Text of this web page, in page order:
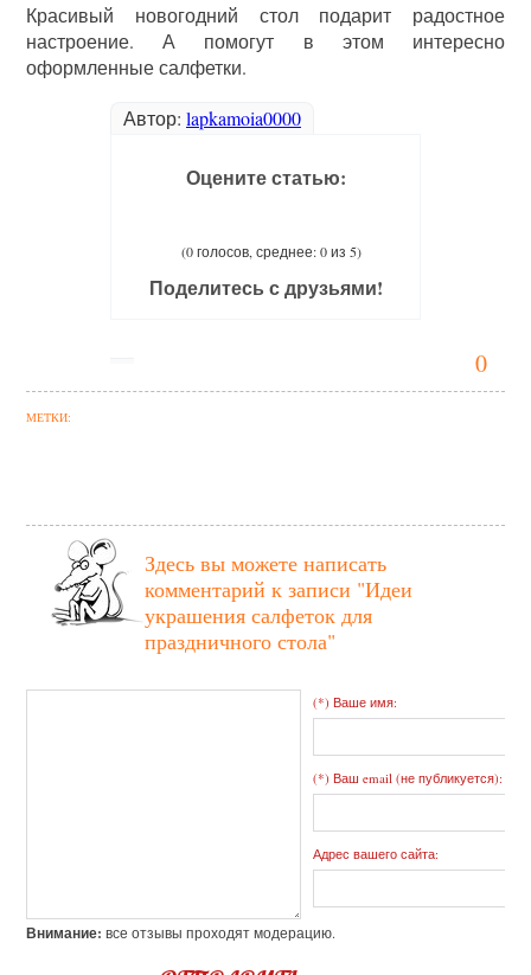
0
Красивый новогодний стол подарит радостное
настроение. А помогут в этом интересно
оформленные салфетки.
Автор: lapkamoia0000
Оцените статью:
(0 голосов, среднее: 0 из 5)
Поделитесь с друзьями!
МЕТКИ:
Здесь вы можете написать
комментарий к записи "Идеи
украшения салфеток для
праздничного стола"
(*) Ваше имя:
(*) Ваш email (не публикуется):
Адрес вашего сайта:
Внимание: все отзывы проходят модерацию.